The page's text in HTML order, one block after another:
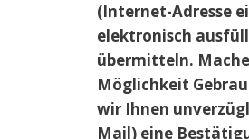
(Internet-Adresse
elektronisch
übermitteln.
Möglichkeit
wir Ihnen
Mail) eine